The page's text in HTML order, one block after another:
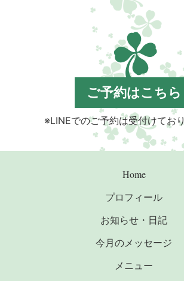
ご予約はこちら
※LINEでのご予約は受付けており
Home
プロフィール
お知らせ・日記
今月のメッセージ
メニュー